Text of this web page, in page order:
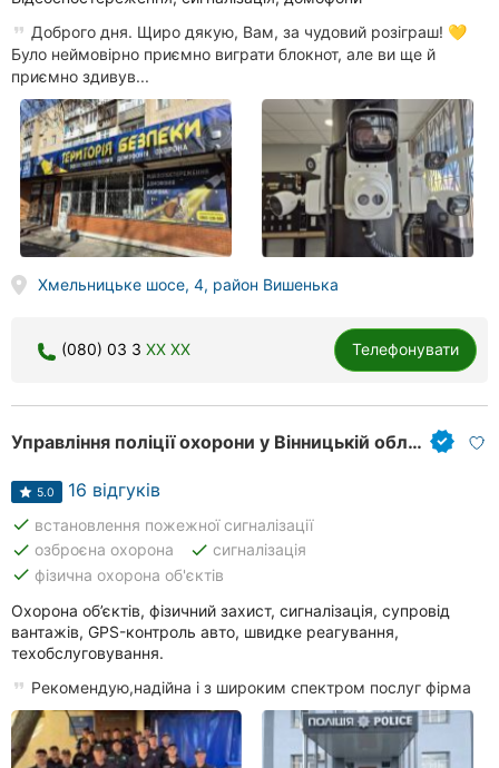
Доброго дня. Щиро дякую, Вам, за чудовий розіграш! 💛
Було неймовірно приємно виграти блокнот, але ви ще й
приємно здивув...
Хмельницьке шосе, 4, район Вишенька
(080) 03 3 XX XX Телефонувати
Управління поліції охорони у Вінницькій області
5.0 16 відгуків
done встановлення пожежної сигналізації
done озброєна охорона done сигналізація
done фізична охорона об'єктів
Охорона об’єктів, фізичний захист, сигналізація, супровід
вантажів, GPS-контроль авто, швидке реагування,
техобслуговування.
Рекомендую,надійна і з широким спектром послуг фірма